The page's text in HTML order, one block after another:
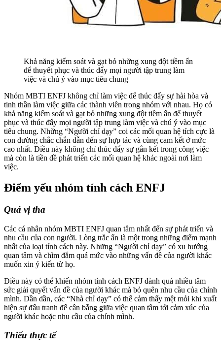
Khả năng kiểm soát và gạt bỏ những xung đột tiềm ẩn
để thuyết phục và thúc đẩy mọi người tập trung làm
việc và chú ý vào mục tiêu chung
Nhóm MBTI ENFJ không chỉ làm việc để thúc đẩy sự hài hòa và
tinh thần làm việc giữa các thành viên trong nhóm với nhau. Họ có
khả năng kiểm soát và gạt bỏ những xung đột tiềm ẩn để thuyết
phục và thúc đẩy mọi người tập trung làm việc và chú ý vào mục
tiêu chung. Những “Người chỉ dạy” coi các mối quan hệ tích cực là
con đường chắc chắn dẫn đến sự hợp tác và cùng cam kết ở mức
cao nhất. Điều này không chỉ thúc đẩy sự gắn kết trong công việc
mà còn là tiền đề phát triển các mối quan hệ khác ngoài nơi làm
việc.
Điểm yếu nhóm tính cách ENFJ
Quá vị tha
Các cá nhân nhóm MBTI ENFJ quan tâm nhất đến sự phát triển và
nhu cầu của con người. Lòng trắc ẩn là một trong những điểm mạnh
nhất của loại tính cách này. Những “Người chỉ dạy” có xu hướng
quan tâm và chìm đắm quá mức vào những vấn đề của người khác
muốn xin ý kiến từ họ.
Điều này có thể khiến nhóm tính cách ENFJ dành quá nhiều tâm
sức giải quyết vấn đề của người khác mà bỏ quên nhu cầu của chính
mình. Dần dần, các “Nhà chỉ dạy” có thể cảm thấy mệt mỏi khi xuất
hiện sự đấu tranh để cân bằng giữa việc quan tâm tới cảm xúc của
người khác hoặc nhu cầu của chính mình.
Thiếu thực tế